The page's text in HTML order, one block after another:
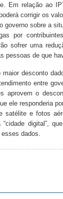
Em relação ao
corrigir os
governo sobre a
por
sofrer uma
pessoas de que
desconto
entre
aprovem o
ele responderia
satélite e fotos
digital”,
dados.